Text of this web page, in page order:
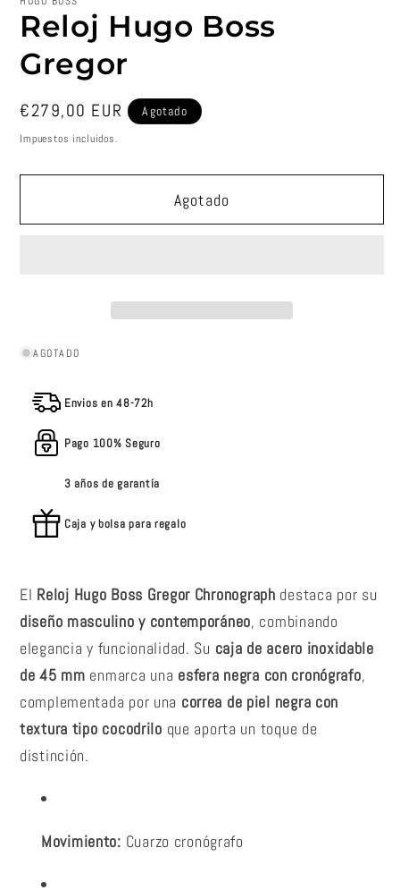
Reloj Hugo Boss
Gregor
Precio
habitual
€279,00 EUR Agotado
Impuestos incluidos.
Agotado
AGOTADO
Envios en 48-72h
Pago 100% Seguro
3 años de garantía
Caja y bolsa para regalo
El Reloj Hugo Boss Gregor Chronograph destaca por su
diseño masculino y contemporáneo, combinando
elegancia y funcionalidad. Su caja de acero inoxidable
de 45 mm enmarca una esfera negra con cronógrafo,
complementada por una correa de piel negra con
textura tipo cocodrilo que aporta un toque de
distinción.
Movimiento: Cuarzo cronógrafo